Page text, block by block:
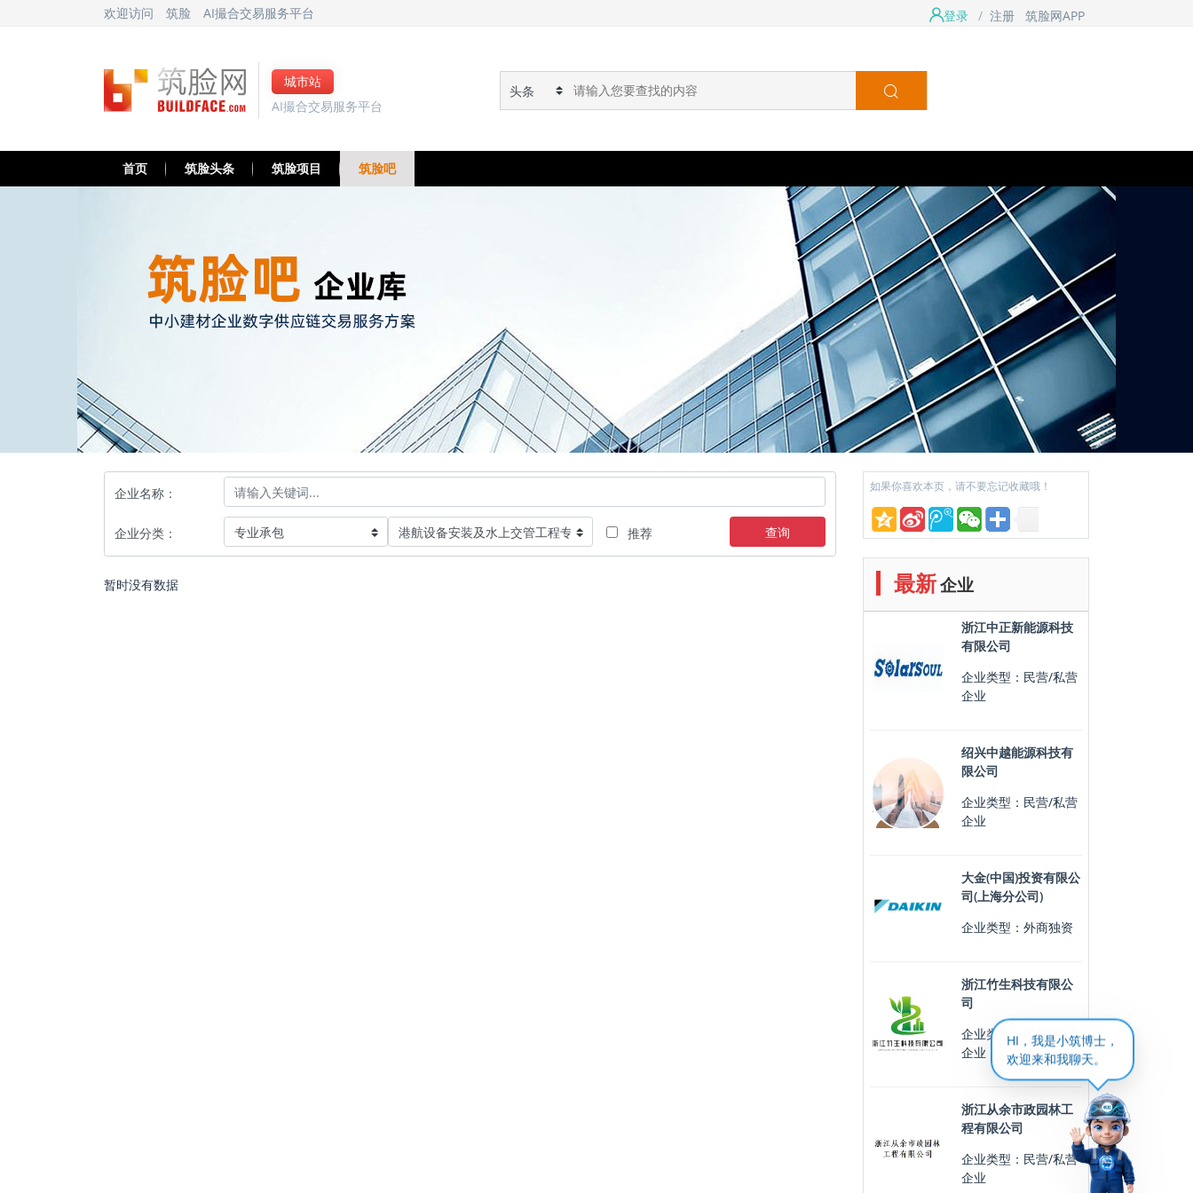
HI，我是小筑博士，
欢迎来和我聊天。
欢迎访问 筑脸 AI撮合交易服务平台 登录 / 注册 筑脸网APP
城市站
AI撮合交易服务平台
首页 筑脸头条 筑脸项目 筑脸吧
企业名称：
企业分类： 推荐 查询
暂时没有数据
如果你喜欢本页，请不要忘记收藏哦！
最新企业
浙江中正新能源科技
有限公司
企业类型：民营/私营
企业
绍兴中越能源科技有
限公司
企业类型：民营/私营
企业
大金(中国)投资有限公
司(上海分公司)
企业类型：外商独资
浙江竹生科技有限公
司
企业类型：民营/私营
企业
浙江从余市政园林工
程有限公司
企业类型：民营/私营
企业